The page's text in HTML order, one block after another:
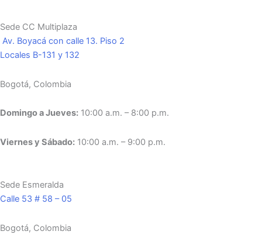
Sede CC Multiplaza
Av. Boyacá con calle 13. Piso 2
Locales B-131 y 132
Bogotá, Colombia
Domingo a Jueves: 10:00 a.m. – 8:00 p.m.
Viernes y Sábado: 10:00 a.m. – 9:00 p.m.
Sede Esmeralda
Calle 53 # 58 – 05
Bogotá, Colombia